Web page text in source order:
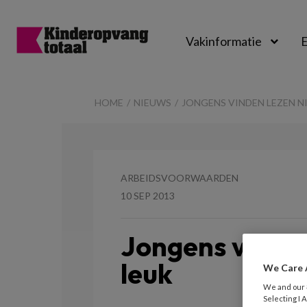
Vakinformatie
HOME NIEUWS JONGENS VINDEN LEZEN
ARBEIDSVOORWAARDEN
10 SEP 2013
Jongens
leuk
We Care
We and our
Selecting I